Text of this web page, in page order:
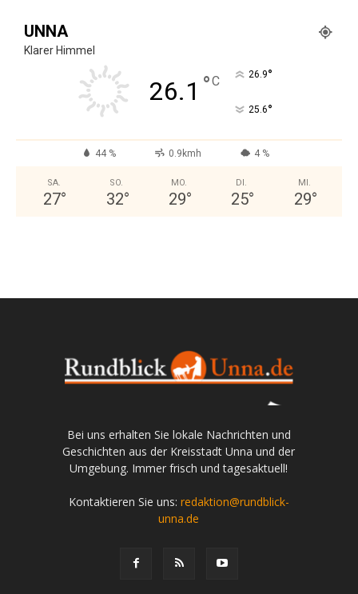
UNNA
Klarer Himmel
26.1 °C 26.9°
25.6°
44 % 0.9kmh 4 %
SA.
27°
SO.
32°
MO.
29°
DI.
25°
MI.
29°
Bei uns erhalten Sie lokale Nachrichten und
Geschichten aus der Kreisstadt Unna und der
Umgebung. Immer frisch und tagesaktuell!
Kontaktieren Sie uns: redaktion@rundblick-
unna.de